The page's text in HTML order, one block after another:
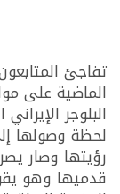
تفاجئ
الماضية على
البلوجر
لحظة وصولها
رؤيتها وصار
قدميها وهو